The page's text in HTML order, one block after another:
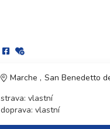
Marche
San Benedetto
strava: vlastní
doprava: vlastní